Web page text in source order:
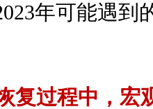
年可能遇到
复过程中，宏